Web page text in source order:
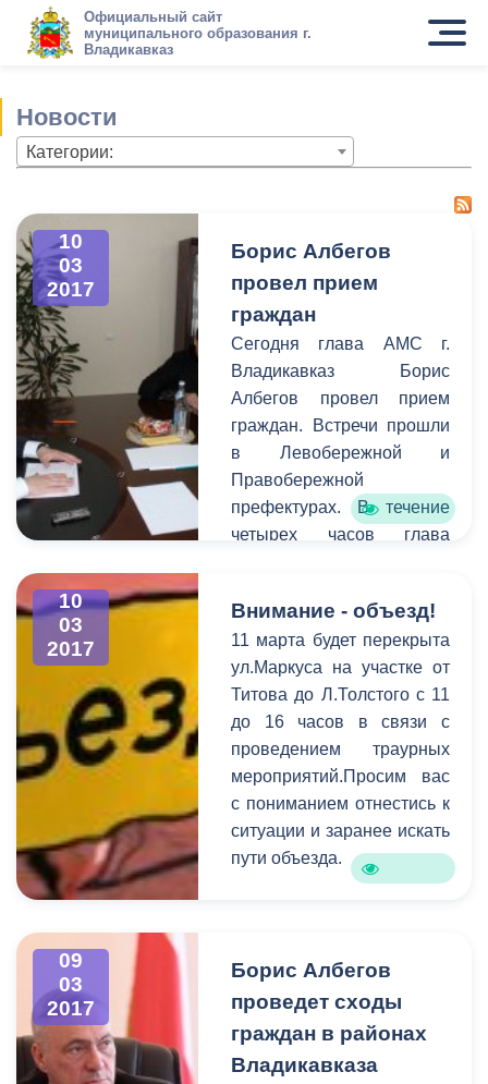
Официальный сайт
муниципального образования г.
Владикавказ
Новости
Категории:
10
03
2017
Борис Албегов
провел прием
граждан
Сегодня глава АМС г.
Владикавказ Борис
Албегов провел прием
граждан. Встречи прошли
в Левобережной и
Правобережной
префектурах. В течение
четырех часов глава
Для более детального
выяснения проблем, с
которыми пришли
горожане, к разговору
были приглашены
руководители структурных
подразделений АМС.
Самыми актуальными в
ходе приема стали
коммунальные и
жилищные проблемы,
начинающих
предпринимателей, а
также благоустройство
10
03
2017
Внимание - объезд!
11 марта будет перекрыта
ул.Маркуса на участке от
Титова до Л.Толстого с 11
до 16 часов в связи с
проведением траурных
мероприятий.Просим вас
с пониманием отнестись к
ситуации и заранее искать
пути объезда.
09
03
2017
Борис Албегов
проведет сходы
граждан в районах
Владикавказа